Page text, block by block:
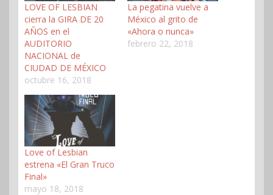
LOVE OF LESBIAN
cierra la GIRA DE 20
AÑOS en el
AUDITORIO
NACIONAL de
CIUDAD DE MÉXICO
octubre 16, 2018
La pegatina vuelve a
México al grito de
«Ahora o nunca»
febrero 22, 2018
Love of Lesbian
estrena «El Gran Truco
Final»
mayo 18, 2018